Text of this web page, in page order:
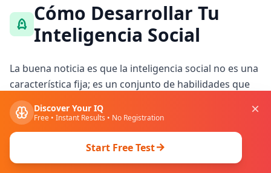
Cómo Desarrollar Tu
Inteligencia Social
La buena noticia es que la inteligencia social no es una
característica fija; es un conjunto de habilidades que
pueden desarrollarse y perfeccionarse con práctica
deliberada y conciencia. Aquí te presentamos
estrategias comprobadas para mejorar tu inteligencia
Discover Your IQ
Free • Instant Results • No Registration
Start Free Test